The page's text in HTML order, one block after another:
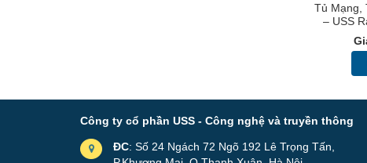
Tủ Mạng,
– USS
Công ty cổ phần USS - Công nghệ và truyền thông
ĐC: Số 24 Ngách 72 Ngõ 192 Lê Trọng Tấn,